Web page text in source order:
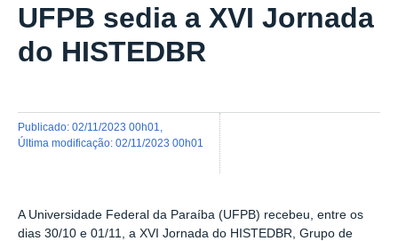
UFPB sedia a XVI Jornada
do HISTEDBR
publicado: 02/11/2023 00h01
última modificação: 02/11/2023 00h01
A Universidade Federal da Paraíba (UFPB) recebeu, entre os
dias 30/10 e 01/11, a XVI Jornada do HISTEDBR, Grupo de